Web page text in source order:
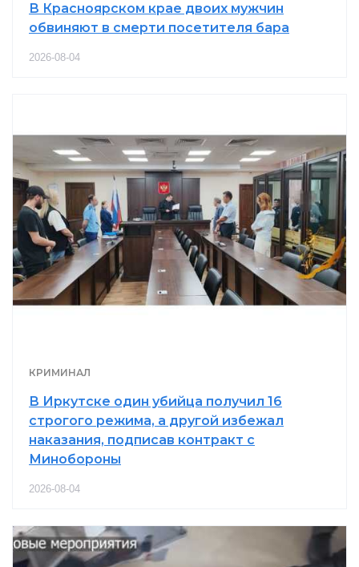
В Красноярском крае двоих мужчин
обвиняют в смерти посетителя бара
2026-08-04
КРИМИНАЛ
В Иркутске один убийца получил 16
строгого режима, а другой избежал
наказания, подписав контракт с
Минобороны
2026-08-04